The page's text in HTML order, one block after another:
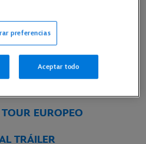
LONDRES
DE PARÍS
EUROPEO
TRÁILER
preferencias
Aceptar todo